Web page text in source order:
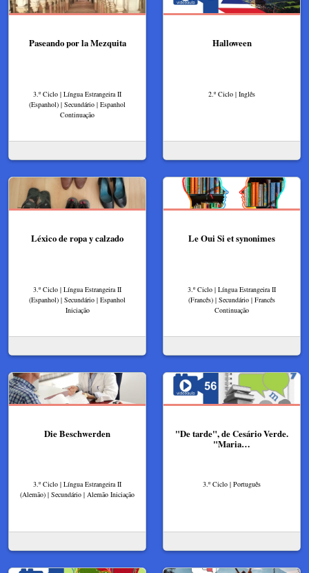
Paseando por la Mezquita
3.º Ciclo | Língua Estrangeira II
(Espanhol) | Secundário | Espanhol
Continuação
Halloween
2.º Ciclo | Inglês
Léxico de ropa y calzado
3.º Ciclo | Língua Estrangeira II
(Espanhol) | Secundário | Espanhol
Iniciação
Le Oui Si et synonimes
3.º Ciclo | Língua Estrangeira II
(Francês) | Secundário | Francês
Continuação
Die Beschwerden
3.º Ciclo | Língua Estrangeira II
(Alemão) | Secundário | Alemão Iniciação
"De tarde", de Cesário Verde.
"Maria…
3.º Ciclo | Português